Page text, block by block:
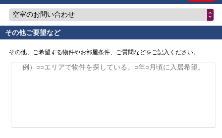
空室のお問い合わせ
その他ご要望など
その他、ご希望する物件やお部屋条件、ご質問などをご記入ください。